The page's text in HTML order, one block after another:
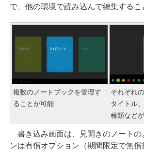
で、他の環境で読み込んで編集するこ
複数のノートブックを管理す
ることが可能
それぞれ
タイトル
種類など
書き込み画面は、見開きのノートの
ンは有償オプション（期間限定で無